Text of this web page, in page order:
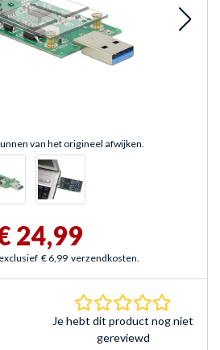
van het origineel afwijken.
24,99
€ 6,99 verzendkosten.
Je hebt dit product nog niet
gereviewd